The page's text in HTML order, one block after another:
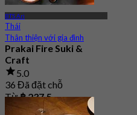
BTS Ari
Thái
Thân thiện với gia đình
Prakai Fire Suki &
Craft
5.0
36 Đã đặt chỗ
Từ฿ 237.5